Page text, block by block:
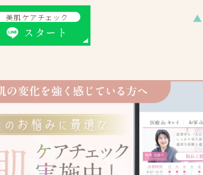
美肌ケアチェック
スタート
▲